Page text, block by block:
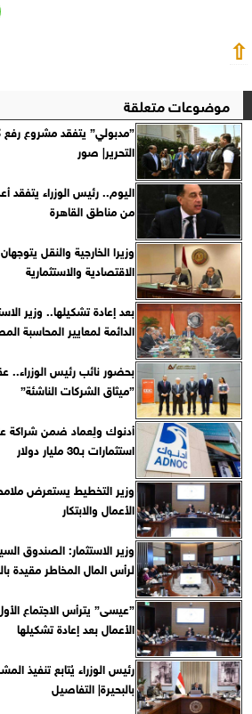
⇧
موضوعات متعلقة
”مدبولي” يتفقد مشروع رفع
التحرير| صور
اليوم.. رئيس الوزراء يتفقد
من مناطق القاهرة
وزيرا الخارجية والنقل
الاقتصادية والاستثمارية
بعد إعادة تشكيلها.. وزير
الدائمة لمعايير المحاسبة
”ميثاق الشركات الناشئة”
أدنوك ولِعماد ضمن شراكة
استثمارات بـ30 مليار دولار
وزير التخطيط يستعرض ملامح
الأعمال والابتكار
وزير الاستثمار: الصندوق
لرأس المال المخاطر مقيدة
”عيسى” يترأس الاجتماع
الأعمال بعد إعادة تشكيلها
رئيس الوزراء يُتابع تنفيذ
بالبحيرة| التفاصيل